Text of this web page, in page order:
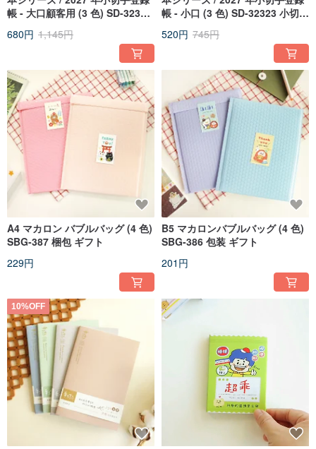
帳 - 大口顧客用 (3 色) SD-32324
680円 1,145円
帳 - 小口 (3 色) SD-32323 小切手
520円 745円
A4 マカロン バブルバッグ (4 色)
SBG-387 梱包 ギフト
229円
B5 マカロンバブルバッグ (4 色)
SBG-386 包装 ギフト
201円
10%OFF